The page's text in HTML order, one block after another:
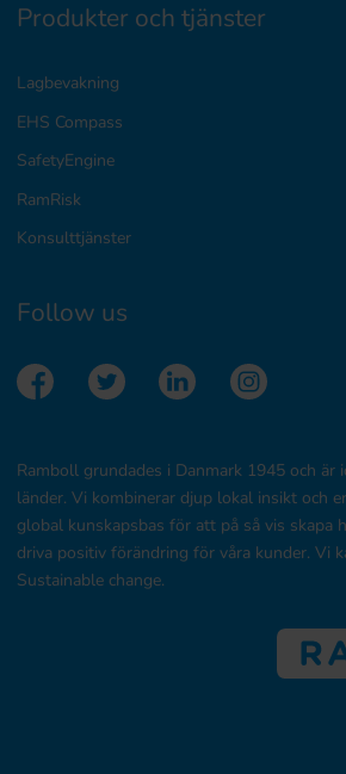
Produkter och tjänster
Lagbevakning
EHS Compass
SafetyEngine
RamRisk
Konsulttjänster
Follow us
Ramboll grundades i Danmark 1945 och är
länder. Vi kombinerar djup lokal insikt och
global kunskapsbas för att på så vis skapa
driva positiv förändring för våra kunder. Vi
Sustainable change.